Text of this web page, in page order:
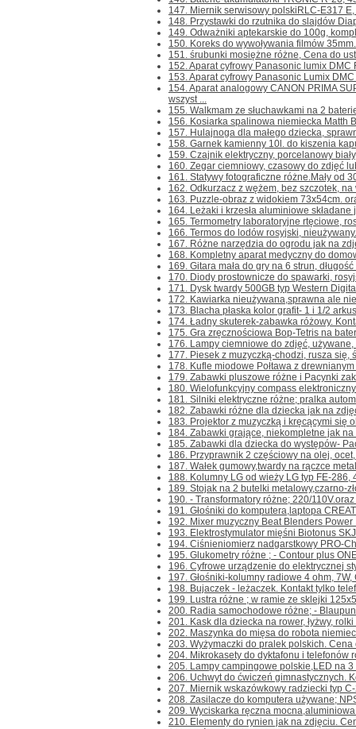
147. Miernik serwisowy polskiRLC-E317
148. Przystawki do rzutnika do slajdów
149. Odważniki aptekarskie do 100g,
150. Koreks do wywoływania filmów
151. śrubunki mosiężne różne, Cena do
152. Aparat cyfrowy Panasonic lumix DMC
153. Aparat cyfrowy Panasonic Lumix
154. Aparat analogowy CANON PRIMA
wszyst ...
155. Walkmam ze słuchawkami na 2
156. Kosiarka spalinowa niemiecka Matth
157. Hulajnoga dla małego dziecka,
158. Garnek kamienny 10l. do kiszenia
159. Czajnik elektryczny, porcelanowy
160. Zegar ciemniowy, czasowy do zdjęć
161. Statywy fotograficzne różne.Mały od
162. Odkurzacz z wężem, bez szczotek,
163. Puzzle-obraz z widokiem 73x54cm.
164. Leżaki i krzesła aluminiowe
165. Termometry laboratoryjne rtęciowe,
166. Termos do lodów rosyjski,
167. Różne narzędzia do ogrodu jak na
168. Kompletny aparat medyczny do
169. Gitara mała do gry na 6 strun,
170. Diody prostownicze do spawarki,
171. Dysk twardy 500GB typ Western
172. Kawiarka nieużywana,sprawna ale
173. Blacha płaska kolor grafit- 1 i 1/2
174. Ładny skuterek-zabawka różowy.
175. Gra zręcznościowa Bop-Tetris na
176. Lampy ciemniowe do zdjęć,
177. Piesek z muzyczką-chodzi, rusza się,
178. Kufle miodowe Połtawa z
179. Zabawki pluszowe różne i Pacynki
180. Wielofunkcyjny compass
181. Silniki elektryczne różne; pralka
182. Zabawki różne dla dziecka jak na
183. Projektor z muzyczką i kręcącymi się
184. Zabawki grające, niekompletne jak
185. Zabawki dla dziecka do występów-
186. Przyprawnik 2 częściowy na olej,
187. Wałek gumowy,twardy na rączce
188. Kolumny LG od wieży LG typ FE-286,
189. Stojak na 2 butelki metalowy,czarno-
190. - Transformatory różne; 220/
191. Głośniki do komputera,laptopa
192. Mixer muzyczny Beat Blenders Power
193. Elektrostymulator mięśni Biotonus
194. Ciśnieniomierz nadgarstkowy PRO-
195. Glukometry różne ; - Contour plus
196. Cyfrowe urządzenie do elektrycznej
197. Głośniki-kolumny radiowe 4 ohm,
198. Bujaczek - leżaczek. Kontakt tylko
199. Lustra różne ; w ramie ze sklejki
200. Radia samochodowe różne; -
201. Kask dla dziecka na rower, łyżwy,
202. Maszynka do mięsa do robota
203. Wyżymaczki do pralek polskich.
204. Mikrokasety do dyktafonu i telefonów
205. Lampy campingowe polskie,LED na
206. Uchwyt do ćwiczeń gimnastycznych.
207. Miernik wskazówkowy radziecki typ
208. Zasilacze do komputera używane;
209. Wyciskarka ręczna
210. Elementy do rynien jak na zdjęciu.